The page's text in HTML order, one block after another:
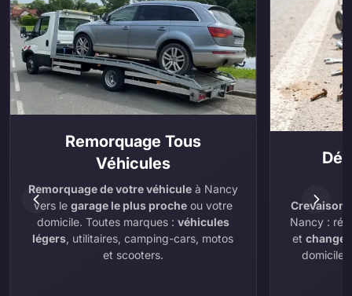
Remorquage Tous
Véhicules
Remorquage de votre véhiculeà Nancy
vers le garage le plus procheou votre
domicile. Toutes marques : véhicules
légers, utilitaires, camping-cars, motos
et scooters.
Crevaison
Nancy :
et
domicile.